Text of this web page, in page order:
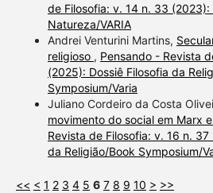
de Filosofia: v. 14 n. 33
Natureza/VARIA
Andrei Venturini Martins,
religioso , Pensando - Revista
(2025): Dossiê Filosofia da
Symposium/Varia
Juliano Cordeiro da Costa
movimento do social em Marx
Revista de Filosofia: v. 16 n.
da Religião/Book Symposium/
<< < 1 2 3 4 5 6 7 8 9 10 > >>